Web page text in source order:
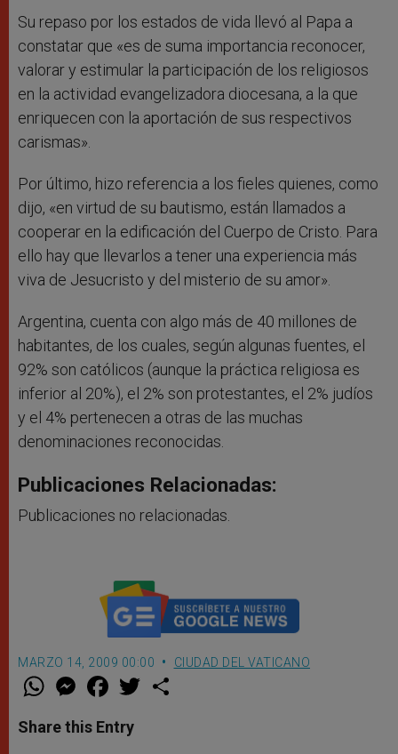
Su repaso por los estados de vida llevó al Papa a
constatar que «es de suma importancia reconocer,
valorar y estimular la participación de los religiosos
en la actividad evangelizadora diocesana, a la que
enriquecen con la aportación de sus respectivos
carismas».
Por último, hizo referencia a los fieles quienes, como
dijo, «en virtud de su bautismo, están llamados a
cooperar en la edificación del Cuerpo de Cristo. Para
ello hay que llevarlos a tener una experiencia más
viva de Jesucristo y del misterio de su amor».
Argentina, cuenta con algo más de 40 millones de
habitantes, de los cuales, según algunas fuentes, el
92% son católicos (aunque la práctica religiosa es
inferior al 20%), el 2% son protestantes, el 2% judíos
y el 4% pertenecen a otras de las muchas
denominaciones reconocidas.
Publicaciones Relacionadas:
Publicaciones no relacionadas.
MARZO 14, 2009 00:00 CIUDAD DEL VATICANO
W
t
s
M
e
s
e
F
a
e
b
w
Share this Entry